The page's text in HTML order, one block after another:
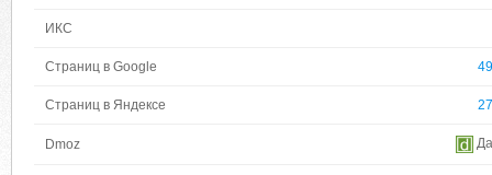
ИКС
Страниц в Google 49
Страниц в Яндексе 27
Dmoz Да